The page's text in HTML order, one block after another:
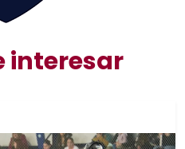
interesar